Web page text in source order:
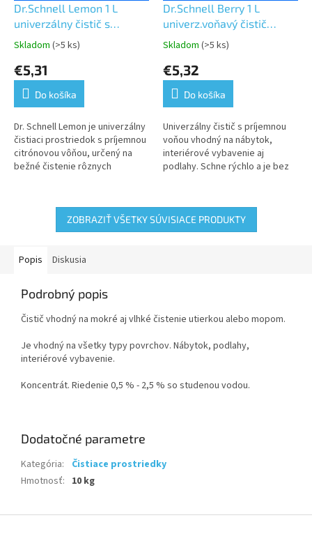
Dr.Schnell Lemon 1 L
univerzálny čistič s
leskom, koncentrát
Priemerné
produktu
5,0
5
hviezdičiek.
Skladom (>5 ks)
€5,31
Do košíka
Dr. Schnell Lemon je univerzálny
čistiaci prostriedok s príjemnou
citrónovou vôňou, určený na
bežné čistenie rôznych
domácnostiach...
Dr.Schnell Berry 1 L
univerz.voňavý čistič
koncentrát
Priemerné
produktu
5,0
5
hviezdičiek.
Skladom (>5 ks)
€5,32
Do košíka
Univerzálny čistič s príjemnou
voňou vhodný na nábytok,
interiérové vybavenie aj
podlahy. Schne rýchlo a je bez
ZOBRAZIŤ VŠETKY SÚVISIACE PRODUKTY
Popis Diskusia
Podrobný popis
Čistič vhodný na mokré aj vlhké čistenie utierkou alebo mopom.
Je vhodný na všetky typy povrchov. Nábytok, podlahy,
interiérové vybavenie.
Koncentrát. Riedenie 0,5 % - 2,5 % so studenou vodou.
Dodatočné parametre
Kategória:
Čistiace prostriedky
Hmotnosť: 10 kg